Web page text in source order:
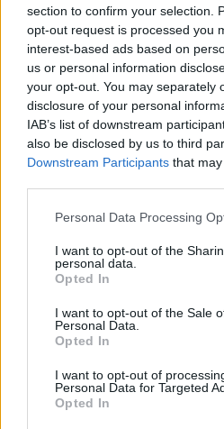
section to confirm your selection.
opt-out request is processed you
interest-based ads based on
us or personal information
your opt-out. You may separately
disclosure of your personal
IAB’s list of downstream
also be disclosed by us to third
Downstream Participants that
Please note that this website/app
not limited to your visit or usage
grant or deny consent to Google
use your data for below specified
consent section.
Personal Data Processing
I want to opt-out of the
personal data.
Opted In
I want to opt-out of the Sale
Personal Data.
Opted In
I want to opt-out of
Personal Data for Targeted
Opted In
#KULTÚRA #KONCERT #
#BUDAPEST ARÉNA #PAPP
KÖZÖNSÉG
Népszerű